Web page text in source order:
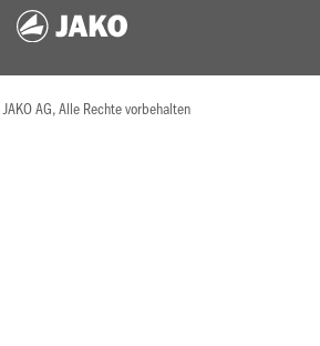
AG, Alle Rechte vorbehalten